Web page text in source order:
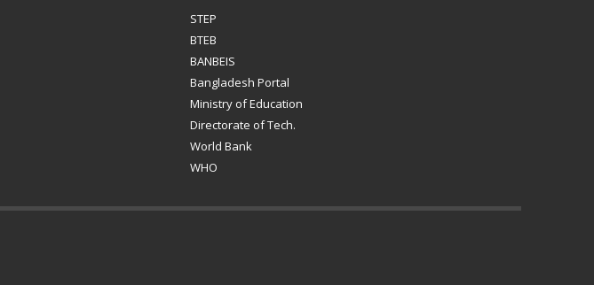
STEP
BTEB
BANBEIS
Bangladesh Portal
Ministry of Education
Directorate of Tech.
World Bank
WHO